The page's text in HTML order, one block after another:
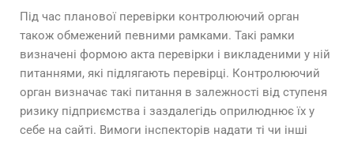
Під час планової перевірки контролюючий орган
також обмежений певними рамками. Такі рамки
визначені формою акта перевірки і викладеними у ній
питаннями, які підлягають перевірці. Контролюючий
орган визначає такі питання в залежності від ступеня
ризику підприємства і заздалегідь оприлюднює їх у
себе на сайті. Вимоги інспекторів надати ті чи інші